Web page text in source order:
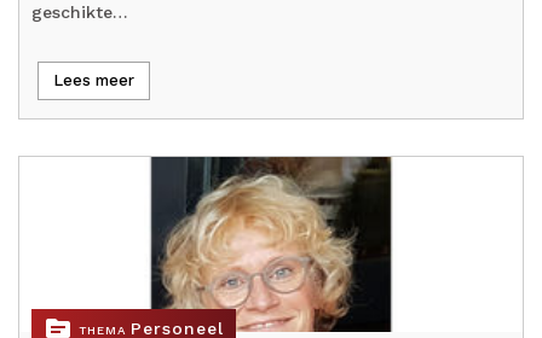
geschikte…
Lees meer
topic THEMA Personeel